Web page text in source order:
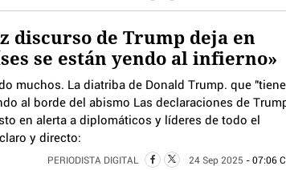
discurso de Trump deja en
se están yendo al infierno»
muchos. La diatriba de Donald Trump. que "tiene
al borde del abismo Las declaraciones de
en alerta a diplomáticos y líderes de todo el
y directo:
PERIODISTA DIGITAL 24 Sep 2025 - 07:06